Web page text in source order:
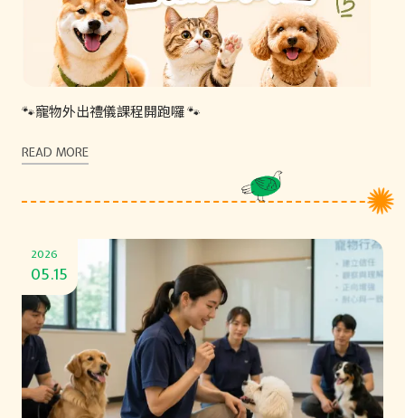
🐾寵物外出禮儀課程開跑囉 🐾
READ MORE
2026
05.15